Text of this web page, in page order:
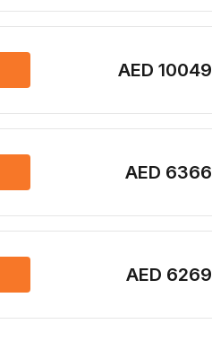
AED 10049
AED 6366
AED 6269